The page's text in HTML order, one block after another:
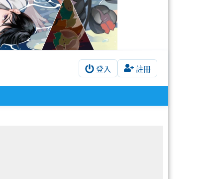
登入 註冊